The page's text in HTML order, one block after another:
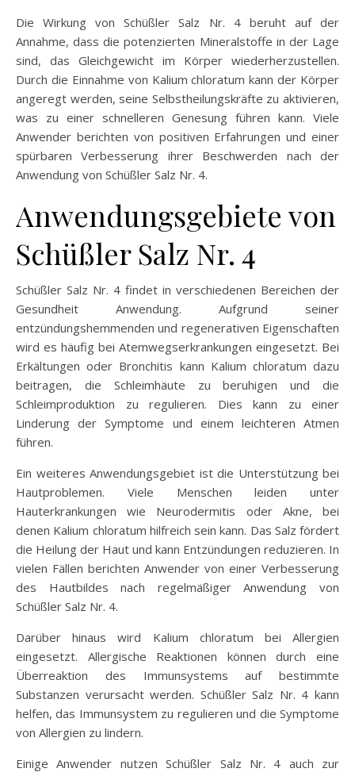
Die Wirkung von Schüßler Salz Nr. 4 beruht auf der
Annahme, dass die potenzierten Mineralstoffe in der Lage
sind, das Gleichgewicht im Körper wiederherzustellen.
Durch die Einnahme von Kalium chloratum kann der Körper
angeregt werden, seine Selbstheilungskräfte zu aktivieren,
was zu einer schnelleren Genesung führen kann. Viele
Anwender berichten von positiven Erfahrungen und einer
spürbaren Verbesserung ihrer Beschwerden nach der
Anwendung von Schüßler Salz Nr. 4.
Anwendungsgebiete von
Schüßler Salz Nr. 4
Schüßler Salz Nr. 4 findet in verschiedenen Bereichen der
Gesundheit Anwendung. Aufgrund seiner
entzündungshemmenden und regenerativen Eigenschaften
wird es häufig bei Atemwegserkrankungen eingesetzt. Bei
Erkältungen oder Bronchitis kann Kalium chloratum dazu
beitragen, die Schleimhäute zu beruhigen und die
Schleimproduktion zu regulieren. Dies kann zu einer
Linderung der Symptome und einem leichteren Atmen
führen.
Ein weiteres Anwendungsgebiet ist die Unterstützung bei
Hautproblemen. Viele Menschen leiden unter
Hauterkrankungen wie Neurodermitis oder Akne, bei
denen Kalium chloratum hilfreich sein kann. Das Salz fördert
die Heilung der Haut und kann Entzündungen reduzieren. In
vielen Fällen berichten Anwender von einer Verbesserung
des Hautbildes nach regelmäßiger Anwendung von
Schüßler Salz Nr. 4.
Darüber hinaus wird Kalium chloratum bei Allergien
eingesetzt. Allergische Reaktionen können durch eine
Überreaktion des Immunsystems auf bestimmte
Substanzen verursacht werden. Schüßler Salz Nr. 4 kann
helfen, das Immunsystem zu regulieren und die Symptome
von Allergien zu lindern.
Einige Anwender nutzen Schüßler Salz Nr. 4 auch zur